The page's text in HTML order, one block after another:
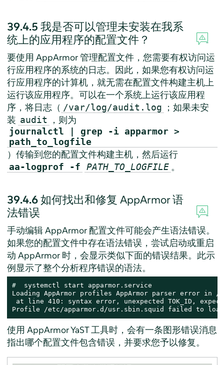
39.4.5 我是否可以管理未安装在我系
统上的应用程序的配置文件？
要使用 AppArmor管理配置文件，您需要有权访问运
行应用程序的系统的日志。因此，如果您有权访问运
行应用程序的计算机，就无需在配置文件构建主机上
运行该应用程序。可以在一个系统上运行该应用程
序，将日志（ /var/log/audit.log
；如果未安
装 audit ，则为
journalctl | grep -i apparmor >
path_to_logfile
）传输到您的配置文件构建主机，然后运行
aa-logprof -f PATH_TO_LOGFILE 。
39.4.6如何找出和修复 AppArmor语
法错误
手动编辑AppArmor配置文件可能会产生语法错误。
如果您的配置文件中存在语法错误，尝试启动或重启
动 AppArmor时，会显示类似下面的错误结果。此示
例显示了整个分析程序错误的语法。
#
systemctl start apparmor.service
Loading AppArmor profiles AppArmor parser error in
at line 410: syntax error, unexpected TOK_ID,
Profile /etc/apparmor.d/usr.sbin.squid failed to load
使用 AppArmorYaST 工具时，会有一条图形错误消息
指出哪个配置文件包含错误，并要求您予以修复。